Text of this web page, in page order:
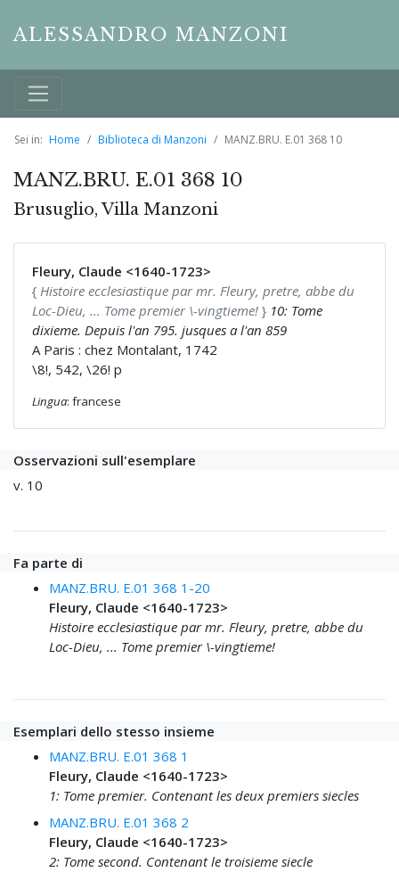
ALESSANDRO MANZONI
Sei in: Home Biblioteca di Manzoni MANZ.BRU. E.01 368 10
MANZ.BRU. E.01 368 10
Brusuglio, Villa Manzoni
Fleury, Claude <1640-1723>
{ Histoire ecclesiastique par mr. Fleury, pretre, abbe du
Loc-Dieu, ... Tome premier \-vingtieme! } 10: Tome
dixieme. Depuis l'an 795. jusques a l'an 859
A Paris : chez Montalant, 1742
\8!, 542, \26! p
Lingua: francese
Osservazioni sull'esemplare
v. 10
Fa parte di
MANZ.BRU. E.01 368 1-20
Fleury, Claude <1640-1723>
Histoire ecclesiastique par mr. Fleury, pretre, abbe du
Loc-Dieu, ... Tome premier \-vingtieme!
Esemplari dello stesso insieme
MANZ.BRU. E.01 368 1
Fleury, Claude <1640-1723>
1: Tome premier. Contenant les deux premiers siecles
MANZ.BRU. E.01 368 2
Fleury, Claude <1640-1723>
2: Tome second. Contenant le troisieme siecle